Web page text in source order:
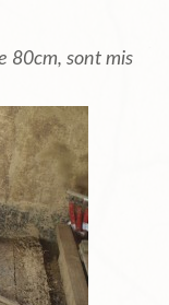
80cm, sont mis